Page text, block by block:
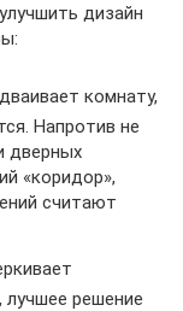
дизайн
комнату,
Напротив не
дверных
«коридор»,
считают
решение